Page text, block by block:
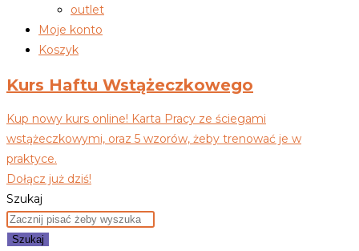
outlet
Moje konto
Koszyk
Kurs Haftu Wstążeczkowego
Kup nowy kurs online! Karta Pracy ze ściegami
wstążeczkowymi, oraz 5 wzorów, żeby trenować je w
praktyce.
Dołącz już dziś!
Szukaj
Szukaj